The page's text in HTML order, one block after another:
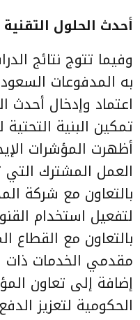
أحدث الحلول التقنية
وفيما تتوج نتائج
به المدفوعات
اعتماد وإدخال أحدث
تمكين البنية
أظهرت المؤشرات
العمل المشترك
بالتعاون مع شركة
لتفعيل استخدام
بالتعاون مع القطاع
مقدمي الخدمات ذات
إضافة إلى تعاون
الحكومية لتعزيز